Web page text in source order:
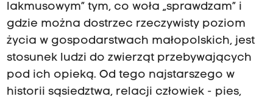
lakmusowym” tym, co woła „sprawdzam” i
gdzie można dostrzec rzeczywisty poziom
życia w gospodarstwach małopolskich, jest
stosunek ludzi do zwierząt przebywających
pod ich opieką. Od tego najstarszego w
historii sąsiedztwa, relacji człowiek - pies,